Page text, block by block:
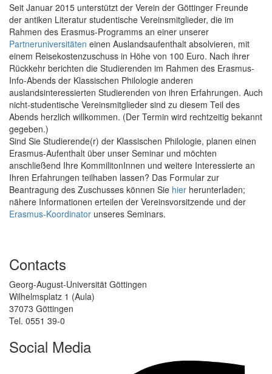
Seit Januar 2015 unterstützt der Verein der Göttinger Freunde
der antiken Literatur studentische Vereinsmitglieder, die im
Rahmen des Erasmus-Programms an einer unserer
Partneruniversitäten einen Auslandsaufenthalt absolvieren, mit
einem Reisekostenzuschuss in Höhe von 100 Euro. Nach ihrer
Rückkehr berichten die Studierenden im Rahmen des Erasmus-
Info-Abends der Klassischen Philologie anderen
auslandsinteressierten Studierenden von ihren Erfahrungen. Auch
nicht-studentische Vereinsmitglieder sind zu diesem Teil des
Abends herzlich willkommen. (Der Termin wird rechtzeitig bekannt
gegeben.)
Sind Sie Studierende(r) der Klassischen Philologie, planen einen
Erasmus-Aufenthalt über unser Seminar und möchten
anschließend Ihre KommilitonInnen und weitere Interessierte an
Ihren Erfahrungen teilhaben lassen? Das Formular zur
Beantragung des Zuschusses können Sie hier herunterladen;
nähere Informationen erteilen der Vereinsvorsitzende und der
Erasmus-Koordinator unseres Seminars.
Contacts
Georg-August-Universität Göttingen
Wilhelmsplatz 1 (Aula)
37073 Göttingen
Tel. 0551 39-0
Social Media